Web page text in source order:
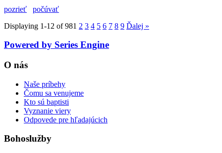
pozrieť
počúvať
Displaying 1-12 of 981 2 3 4 5 6 7 8 9 Ďalej »
Powered by Series Engine
O nás
Naše príbehy
Čomu sa venujeme
Kto sú baptisti
Vyznanie viery
Odpovede pre hľadajúcich
Bohoslužby